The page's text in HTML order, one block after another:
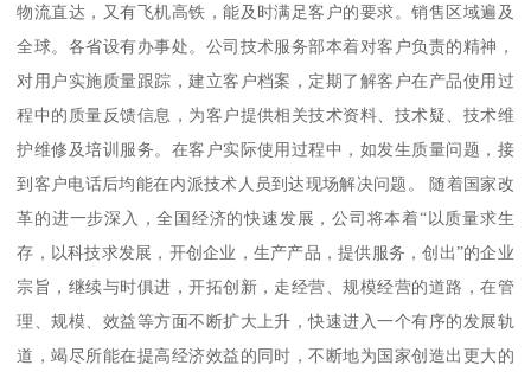
物流直达，又有飞机高铁，能及时满足客户的要求。销售区域遍及
全球。各省设有办事处。公司技术服务部本着对客户负责的精神，
对用户实施质量跟踪，建立客户档案，定期了解客户在产品使用过
程中的质量反馈信息，为客户提供相关技术资料、技术疑、技术维
护维修及培训服务。在客户实际使用过程中，如发生质量问题，接
到客户电话后均能在内派技术人员到达现场解决问题。 随着国家改
革的进一步深入，全国经济的快速发展，公司将本着“以质量求生
存，以科技求发展，开创企业，生产产品，提供服务，创出”的企业
宗旨，继续与时俱进，开拓创新，走经营、规模经营的道路，在管
理、规模、效益等方面不断扩大上升，快速进入一个有序的发展轨
道，竭尽所能在提高经济效益的同时，不断地为国家创造出更大的